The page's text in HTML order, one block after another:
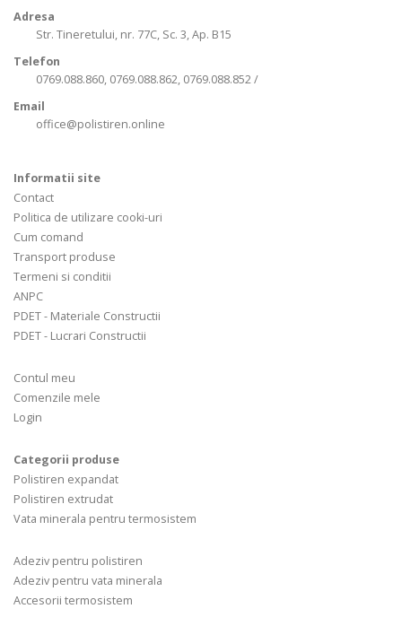
Adresa
Str. Tineretului, nr. 77C, Sc. 3, Ap. B15
Telefon
0769.088.860, 0769.088.862, 0769.088.852 /
Email
office@polistiren.online
Informatii site
Contact
Politica de utilizare cooki-uri
Cum comand
Transport produse
Termeni si conditii
ANPC
PDET - Materiale Constructii
PDET - Lucrari Constructii
Contul meu
Comenzile mele
Login
Categorii produse
Polistiren expandat
Polistiren extrudat
Vata minerala pentru termosistem
Adeziv pentru polistiren
Adeziv pentru vata minerala
Accesorii termosistem